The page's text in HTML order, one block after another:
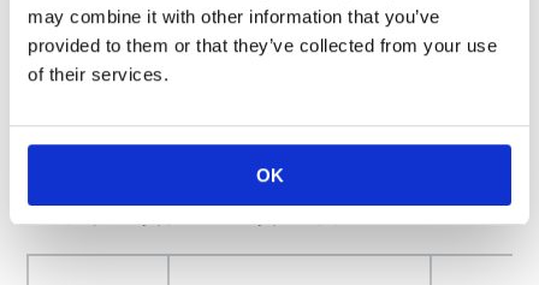
may combine it with other information that you’ve
provided to them or that they’ve collected from your use
of their services.
OK
トロールの
最新機器に学ぶ熱設計による製品価値創造